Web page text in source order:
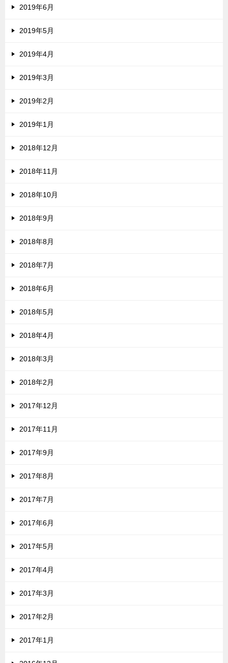
2019年6月
2019年5月
2019年4月
2019年3月
2019年2月
2019年1月
2018年12月
2018年11月
2018年10月
2018年9月
2018年8月
2018年7月
2018年6月
2018年5月
2018年4月
2018年3月
2018年2月
2017年12月
2017年11月
2017年9月
2017年8月
2017年7月
2017年6月
2017年5月
2017年4月
2017年3月
2017年2月
2017年1月